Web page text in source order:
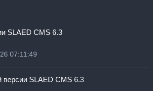
SLAED CMS 6.3
07:11:49
версии SLAED CMS 6.3